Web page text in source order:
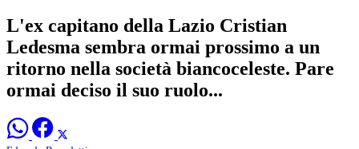
L'ex capitano della Lazio Cristian
Ledesma sembra ormai prossimo a un
ritorno nella società biancoceleste. Pare
ormai deciso il suo ruolo...